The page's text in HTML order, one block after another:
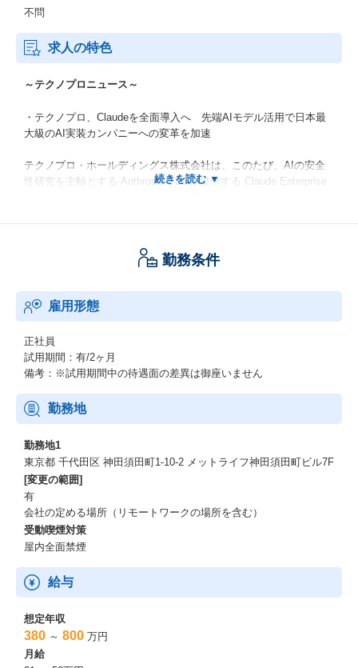
不問
求人の特色
～テクノプロニュース～
・テクノプロ、Claudeを全面導入へ 先端AIモデル活用で日本最
大級のAI実装カンパニーへの変革を加速
テクノプロ・ホールディングス株式会社は、このたび、AIの安全
性研究を主軸とする Anthropic PBCが提供する Claude Enterprise
ー』へのビジョン実現を力強く後押しするものです。
https://prtimes.jp/main/html/rd/p/000000006.000177691.html
・テクノプロ・ITだからこそ描けるエンジニアのキャリア像
2万人を超える技術者・研究者を擁するテクノプロ・グループ。こ
のうちIT領域を担うのが、テクノプロ・IT社。
全国31拠点で5000名以上のITエンジニアが活躍しており、あらゆ
近年、IT業界では人材不足が叫ばれており、技術者派遣をコア事
業とする同社としても大きな課題の1つとなっている。
そのため、テクノプロ・IT社では、ソリューションビジネスなど
新たな事業展開にも力を入れはじめています。
https://news.mynavi.jp/techplus/kikaku/20230614-2696748/
勤務条件
雇用形態
正社員
試用期間：有/2ヶ月
備考：※試用期間中の待遇面の差異は御座いません
勤務地
勤務地1
東京都 千代田区 神田須田町1-10-2 メットライフ神田須田町ビル7F
[変更の範囲]
有
会社の定める場所（リモートワークの場所を含む）
受動喫煙対策
屋内全面禁煙
給与
想定年収
380 ～ 800 万円
月給